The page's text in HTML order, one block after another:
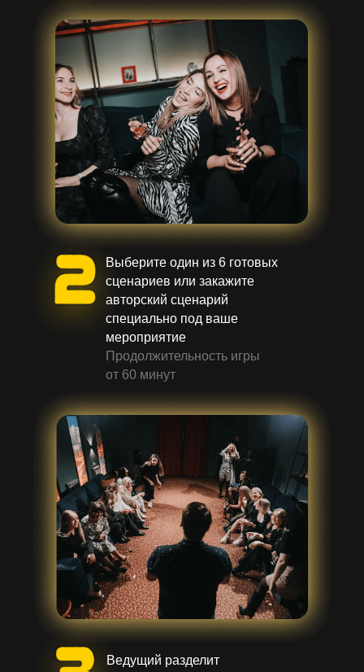
Выберите один из 6 готовых
сценариев или закажите
авторский сценарий
специально под ваше
мероприятие
Продолжительность игры
от 60 минут
Ведущий разделит